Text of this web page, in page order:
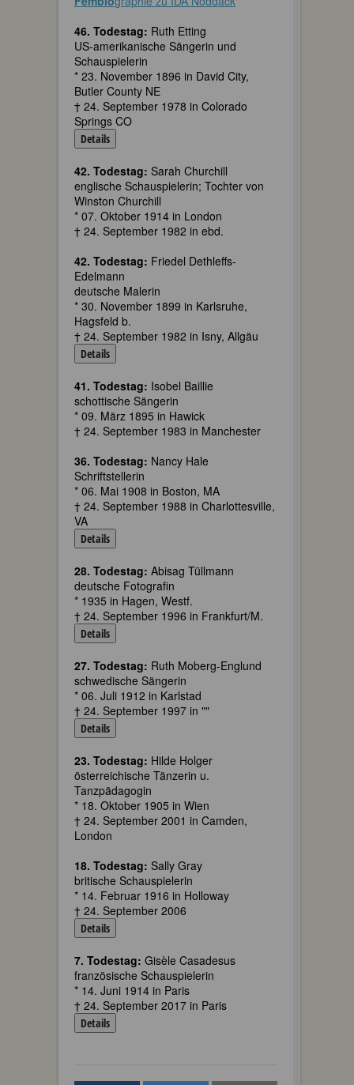
46. Todestag: Ruth Etting
US-amerikanische Sängerin und
Schauspielerin
* 23. November 1896 in David City,
Butler County NE
† 24. September 1978 in Colorado
Springs CO
Details
42. Todestag: Sarah Churchill
englische Schauspielerin; Tochter von
Winston Churchill
* 07. Oktober 1914 in London
† 24. September 1982 in ebd.
42. Todestag: Friedel Dethleffs-
Edelmann
deutsche Malerin
* 30. November 1899 in Karlsruhe,
Hagsfeld b.
† 24. September 1982 in Isny, Allgäu
Details
41. Todestag: Isobel Baillie
schottische Sängerin
* 09. März 1895 in Hawick
† 24. September 1983 in Manchester
36. Todestag: Nancy Hale
Schriftstellerin
* 06. Mai 1908 in Boston, MA
† 24. September 1988 in Charlottesville,
VA
Details
28. Todestag: Abisag Tüllmann
deutsche Fotografin
* 1935 in Hagen, Westf.
† 24. September 1996 in Frankfurt/M.
Details
27. Todestag: Ruth Moberg-Englund
schwedische Sängerin
* 06. Juli 1912 in Karlstad
† 24. September 1997 in ""
Details
23. Todestag: Hilde Holger
österreichische Tänzerin u.
Tanzpädagogin
* 18. Oktober 1905 in Wien
† 24. September 2001 in Camden,
London
18. Todestag: Sally Gray
britische Schauspielerin
* 14. Februar 1916 in Holloway
† 24. September 2006
Details
7. Todestag: Gisèle Casadesus
französische Schauspielerin
* 14. Juni 1914 in Paris
† 24. September 2017 in Paris
Details